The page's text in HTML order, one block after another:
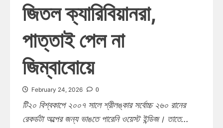
জিতল ক্যারিবিয়ানরা,
পাত্তাই পেল না
জিম্বাবোয়ে
February 24, 2026 0
টি২০ বিশ্বকাপে ২০০৭ সালে শ্রীলঙ্কার সর্বোচ্চ ২৬০ রানের
রেকর্ডটা অল্পের জন্য ভাঙতে পারেনি ওয়েস্ট ইন্ডিজ। তাতে...